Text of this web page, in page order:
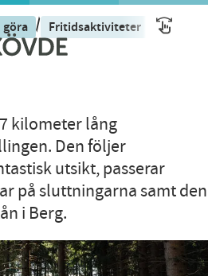
göra / Fritidsaktiviteter
kilometer lång
Den följer
utsikt, passerar
på sluttningarna samt den
i Berg.